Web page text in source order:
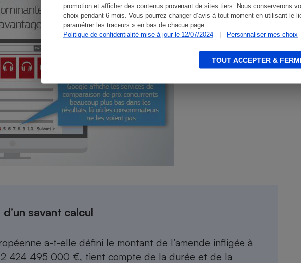
promotion et afficher des contenus provenant de sites tiers. Nous conserverons
choix pendant 6 mois. Vous pourrez changer d’avis à tout moment en utilisant le
paramétrer les traceurs » en bas de chaque page.
Politique de confidentialité mise à jour le 12/07/2024
| Personnaliser mes choix
TOUT ACCEPTER &
savant calcul
a-t-elle défini le montant de l’amende infligée à
2 424 495 000 €, tient compte de la durée et de la